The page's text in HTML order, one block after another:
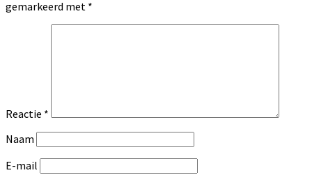
gemarkeerd met *
Reactie *
Naam
E-mail